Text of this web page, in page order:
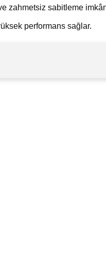
zahmetsiz sabitleme
performans sağlar.